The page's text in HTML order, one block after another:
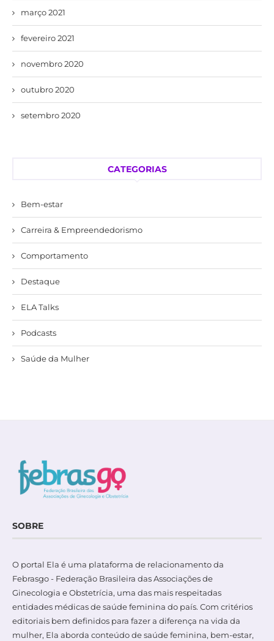
março 2021
fevereiro 2021
novembro 2020
outubro 2020
setembro 2020
CATEGORIAS
Bem-estar
Carreira & Empreendedorismo
Comportamento
Destaque
ELA Talks
Podcasts
Saúde da Mulher
SOBRE
O portal Ela é uma plataforma de relacionamento da
Febrasgo - Federação Brasileira das Associações de
Ginecologia e Obstetrícia, uma das mais respeitadas
entidades médicas de saúde feminina do país. Com critérios
editoriais bem definidos para fazer a diferença na vida da
mulher, Ela aborda conteúdo de saúde feminina, bem-estar,